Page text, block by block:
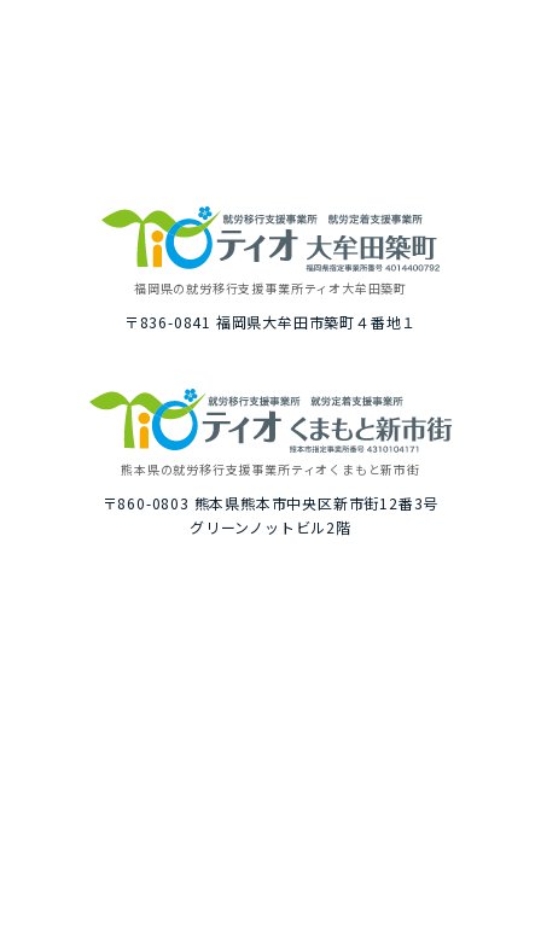
福岡県の就労移⾏⽀援事業所ティオ⼤牟⽥築町
〒836-0841 福岡県⼤牟⽥市築町４番地１
熊本県の就労移⾏⽀援事業所ティオくまもと新市街
〒860-0803 熊本県熊本市中央区新市街12番3号
グリーンノットビル2階